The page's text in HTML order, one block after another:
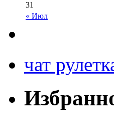
« Июл
31
чат